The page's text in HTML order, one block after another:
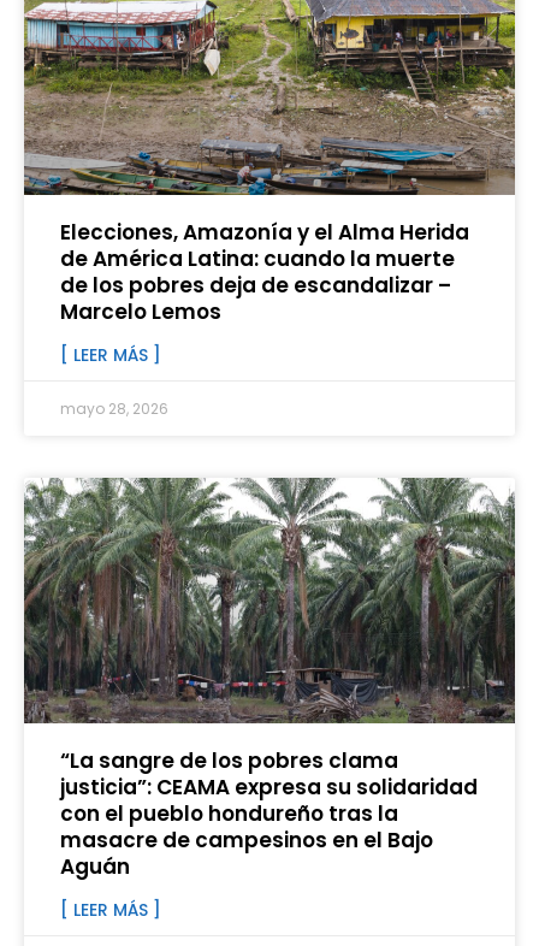
Elecciones, Amazonía y el Alma Herida
de América Latina: cuando la muerte
de los pobres deja de escandalizar –
Marcelo Lemos
[ LEER MÁS ]
mayo 28, 2026
“La sangre de los pobres clama
justicia”: CEAMA expresa su solidaridad
con el pueblo hondureño tras la
masacre de campesinos en el Bajo
Aguán
[ LEER MÁS ]